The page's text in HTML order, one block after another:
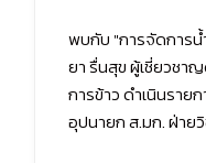
พบกับ "การจัดการ
ยา รื่นสุข ผู้เชี่ยวชา
การข้าว ดำเนินราย
อุปนายก ส.มก. ฝ่าย